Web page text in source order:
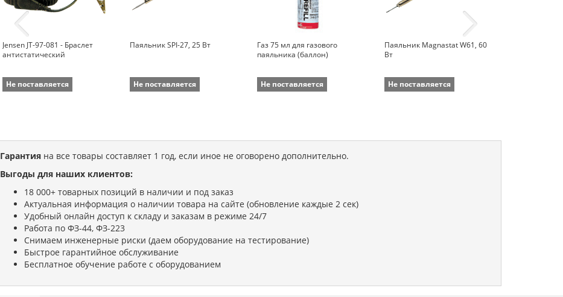
Jensen JT-97-081 - Браслет
антистатический
Не поставляется
Паяльник SPI-27, 25 Вт
Не поставляется
Газ 75 мл для газового
паяльника (баллон)
Не поставляется
Паяльник Magnastat W61, 60
Вт
Не поставляется
Гарантияна все товары составляет 1 год, если иное не оговорено дополнительно.
Выгоды для наших клиентов:
18 000+ товарных позиций в наличии и под заказ
Актуальная информация о наличии товара на сайте (обновление каждые 2 сек)
Удобный онлайн доступ к складу и заказам в режиме 24/7
Работа по ФЗ-44, ФЗ-223
Снимаем инженерные риски (даем оборудование на тестирование)
Быстрое гарантийное обслуживание
Бесплатное обучение работе с оборудованием